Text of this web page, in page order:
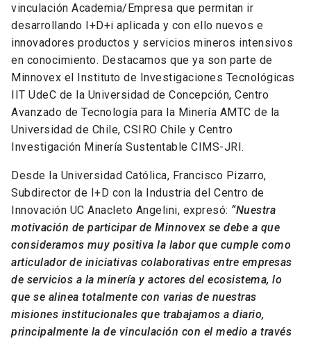
vinculación Academia/Empresa que permitan ir
desarrollando I+D+i aplicada y con ello nuevos e
innovadores productos y servicios mineros intensivos
en conocimiento. Destacamos que ya son parte de
Minnovex el Instituto de Investigaciones Tecnológicas
IIT UdeC de la Universidad de Concepción, Centro
Avanzado de Tecnología para la Minería AMTC de la
Universidad de Chile, CSIRO Chile y Centro
Investigación Minería Sustentable CIMS-JRI.
Desde la Universidad Católica, Francisco Pizarro,
Subdirector de I+D con la Industria del Centro de
Innovación UC Anacleto Angelini, expresó: “Nuestra
motivación de participar de Minnovex se debe a que
consideramos muy positiva la labor que cumple como
articulador de iniciativas colaborativas entre empresas
de servicios a la minería y actores del ecosistema, lo
que se alinea totalmente con varias de nuestras
misiones institucionales que trabajamos a diario,
principalmente la de vinculación con el medio a través